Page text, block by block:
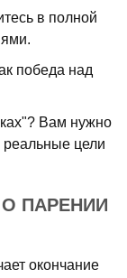
в полной
победа над
Вам нужно
реальные цели
ПАРЕНИИ
окончание